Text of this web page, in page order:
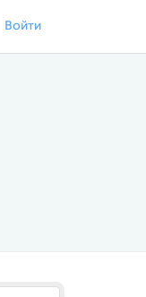
Войти